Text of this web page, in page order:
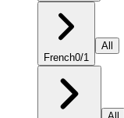
French0/1
All